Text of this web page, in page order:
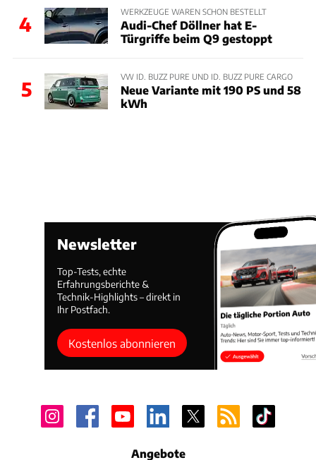
4
WERKZEUGE WAREN SCHON BESTELLT
Audi-Chef Döllner hat E-
Türgriffe beim Q9 gestoppt
5
VW ID. BUZZ PURE UND ID. BUZZ PURE CARGO
Neue Variante mit 190 PS und 58
kWh
Newsletter
Top-Tests, echte
Erfahrungsberichte &
Technik-Highlights – direkt in
Ihr Postfach.
Kostenlos abonnieren
Angebote